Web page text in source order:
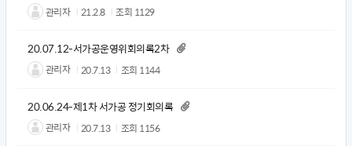
관리자 21.2.8 조회 1129
20.07.12-서가공운영위회의록2차
관리자 20.7.13 조회 1144
20.06.24-제1차 서가공 정기회의록
관리자 20.7.13 조회 1156